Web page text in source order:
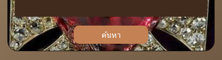
ค้นหา